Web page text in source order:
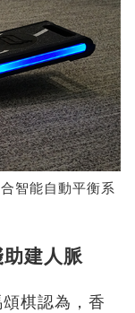
智能自動平衡系
建人脈
棋認為，香